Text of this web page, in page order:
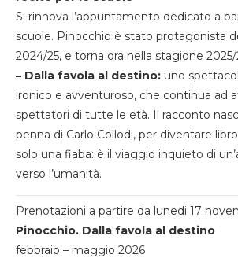
Si rinnova l’appuntamento dedicato a
scuole. Pinocchio è stato protagonista
2024/25, e torna ora nella stagione
– Dalla favola al destino: uno
ironico e avventuroso, che continua ad
spettatori di tutte le età. Il racconto
penna di Carlo Collodi, per diventare
solo una fiaba: è il viaggio inquieto di
verso l’umanità.
Prenotazioni a partire da lunedi 17
Pinocchio. Dalla favola al destino
febbraio – maggio 2026